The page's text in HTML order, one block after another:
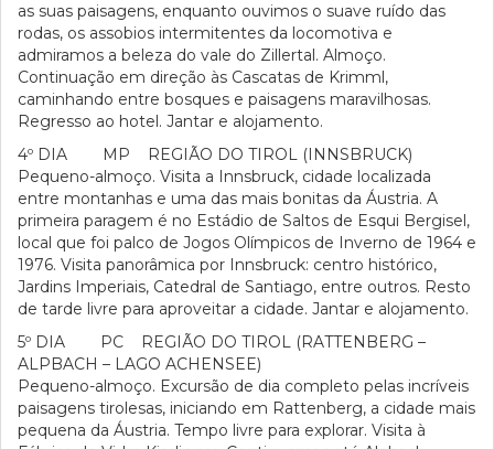
as suas paisagens, enquanto ouvimos o suave ruído das
rodas, os assobios intermitentes da locomotiva e
admiramos a beleza do vale do Zillertal. Almoço.
Continuação em direção às Cascatas de Krimml,
caminhando entre bosques e paisagens maravilhosas.
Regresso ao hotel. Jantar e alojamento.
4º DIA MP REGIÃO DO TIROL (INNSBRUCK)
Pequeno-almoço. Visita a Innsbruck, cidade localizada
entre montanhas e uma das mais bonitas da Áustria. A
primeira paragem é no Estádio de Saltos de Esqui Bergisel,
local que foi palco de Jogos Olímpicos de Inverno de 1964 e
1976. Visita panorâmica por Innsbruck: centro histórico,
Jardins Imperiais, Catedral de Santiago, entre outros. Resto
de tarde livre para aproveitar a cidade. Jantar e alojamento.
5º DIA PC REGIÃO DO TIROL (RATTENBERG –
ALPBACH – LAGO ACHENSEE)
Pequeno-almoço. Excursão de dia completo pelas incríveis
paisagens tirolesas, iniciando em Rattenberg, a cidade mais
pequena da Áustria. Tempo livre para explorar. Visita à